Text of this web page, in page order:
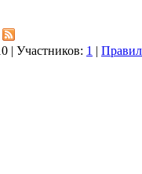
| Участников: 1 |